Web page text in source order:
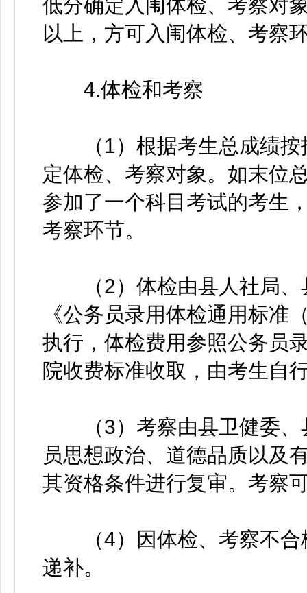
低分确定入闱体检、考察对
以上，方可入闱体检、考察
4.体检和考察
（1）根据考生总成绩按
定体检、考察对象。如末位
参加了一个科目考试的考生
考察环节。
（2）体检由县人社局、
《公务员录用体检通用标准
执行，体检费用参照公务员
院收费标准收取，由考生自
（3）考察由县卫健委、
员思想政治、道德品质以及
其资格条件进行复审。考察
（4）因体检、考察不合
递补。